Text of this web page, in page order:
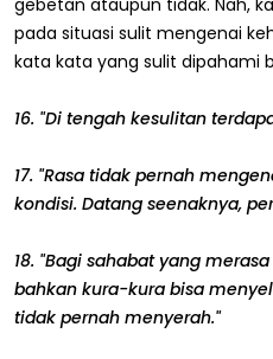
gebetan ataupun tidak. Nah,
pada situasi sulit mengenai
kata kata yang sulit dipahami
16. "Di tengah kesulitan
17. "Rasa tidak pernah
kondisi. Datang seenaknya,
18. "Bagi sahabat yang
bahkan kura-kura bisa
tidak pernah menyerah."